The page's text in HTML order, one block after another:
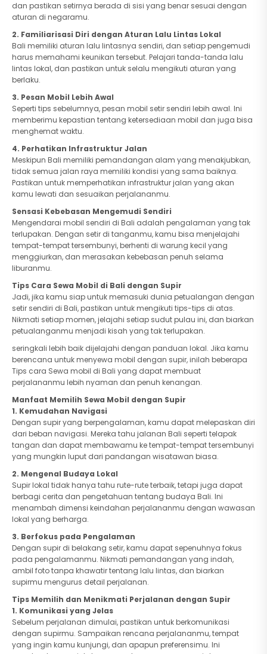
dan pastikan setirnya berada di sisi yang benar sesuai dengan
aturan di negaramu.
2. Familiarisasi Diri dengan Aturan Lalu Lintas Lokal
Bali memiliki aturan lalu lintasnya sendiri, dan setiap pengemudi
harus memahami keunikan tersebut. Pelajari tanda-tanda lalu
lintas lokal, dan pastikan untuk selalu mengikuti aturan yang
berlaku.
3. Pesan Mobil Lebih Awal
Seperti tips sebelumnya, pesan mobil setir sendiri lebih awal. Ini
memberimu kepastian tentang ketersediaan mobil dan juga bisa
menghemat waktu.
4. Perhatikan Infrastruktur Jalan
Meskipun Bali memiliki pemandangan alam yang menakjubkan,
tidak semua jalan raya memiliki kondisi yang sama baiknya.
Pastikan untuk memperhatikan infrastruktur jalan yang akan
kamu lewati dan sesuaikan perjalananmu.
Sensasi Kebebasan Mengemudi Sendiri
Mengendarai mobil sendiri di Bali adalah pengalaman yang tak
terlupakan. Dengan setir di tanganmu, kamu bisa menjelajahi
tempat-tempat tersembunyi, berhenti di warung kecil yang
menggiurkan, dan merasakan kebebasan penuh selama
liburanmu.
Tips Cara Sewa Mobil di Bali dengan Supir
Jadi, jika kamu siap untuk memasuki dunia petualangan dengan
setir sendiri di Bali, pastikan untuk mengikuti tips-tips di atas.
Nikmati setiap momen, jelajahi setiap sudut pulau ini, dan biarkan
petualanganmu menjadi kisah yang tak terlupakan.
seringkali lebih baik dijelajahi dengan panduan lokal. Jika kamu
berencana untuk menyewa mobil dengan supir, inilah beberapa
Tips cara Sewa mobil di Bali yang dapat membuat
perjalananmu lebih nyaman dan penuh kenangan.
Manfaat Memilih Sewa Mobil dengan Supir
1. Kemudahan Navigasi
Dengan supir yang berpengalaman, kamu dapat melepaskan diri
dari beban navigasi. Mereka tahu jalanan Bali seperti telapak
tangan dan dapat membawamu ke tempat-tempat tersembunyi
yang mungkin luput dari pandangan wisatawan biasa.
2. Mengenal Budaya Lokal
Supir lokal tidak hanya tahu rute-rute terbaik, tetapi juga dapat
berbagi cerita dan pengetahuan tentang budaya Bali. Ini
menambah dimensi keindahan perjalananmu dengan wawasan
lokal yang berharga.
3. Berfokus pada Pengalaman
Dengan supir di belakang setir, kamu dapat sepenuhnya fokus
pada pengalamanmu. Nikmati pemandangan yang indah,
ambil foto tanpa khawatir tentang lalu lintas, dan biarkan
supirmu mengurus detail perjalanan.
Tips Memilih dan Menikmati Perjalanan dengan Supir
1. Komunikasi yang Jelas
Sebelum perjalanan dimulai, pastikan untuk berkomunikasi
dengan supirmu. Sampaikan rencana perjalananmu, tempat
yang ingin kamu kunjungi, dan apapun preferensimu. Ini